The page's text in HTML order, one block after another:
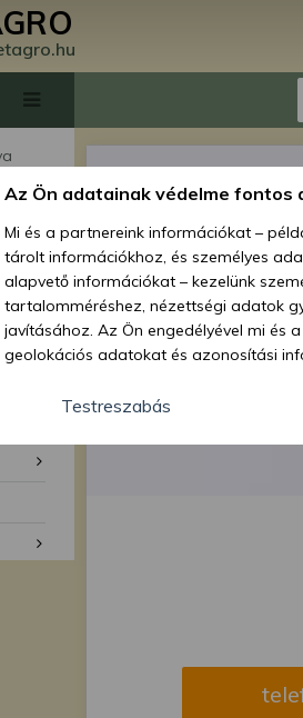
Az Ön adatainak védelme fontos
Mi és a partnereink információkat –
tárolt információkhoz, és személyes
alapvető információkat – kezelünk
tartalomméréshez, nézettségi adatok
javításához. Az Ön engedélyével mi és
geolokációs adatokat és azonosítási
hozzájárulhat ahhoz, hogy mi és a
lehetőségként a hozzájárulás
megváltoztathatja beállításait.
feltétlenül szükséges az Ön
Testreszabás